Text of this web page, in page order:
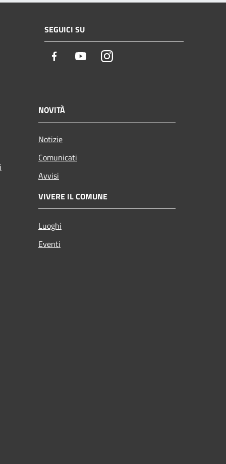
SEGUICI SU
Facebook YoutubeInstagram
NOVITÀ
Notizie
Comunicati
Avvisi
VIVERE IL COMUNE
Luoghi
Eventi